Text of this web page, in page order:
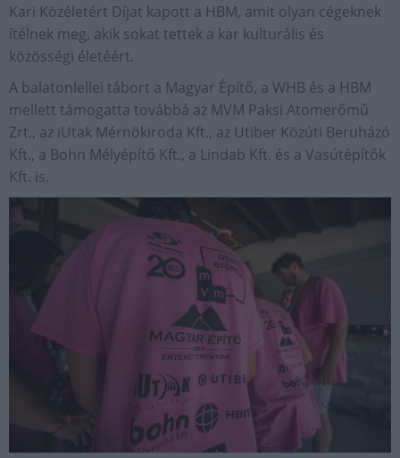
Kari Közéletért Díjat kapott a HBM, amit olyan cégeknek
ítélnek meg, akik sokat tettek a kar kulturális és
közösségi életéért.
A balatonlellei tábort a Magyar Építő, a WHB és a HBM
mellett támogatta továbbá az MVM Paksi Atomerőmű
Zrt., az iUtak Mérnökiroda Kft., az Utiber Közúti Beruházó
Kft., a Bohn Mélyépítő Kft., a Lindab Kft. és a Vasútépítők
Kft. is.